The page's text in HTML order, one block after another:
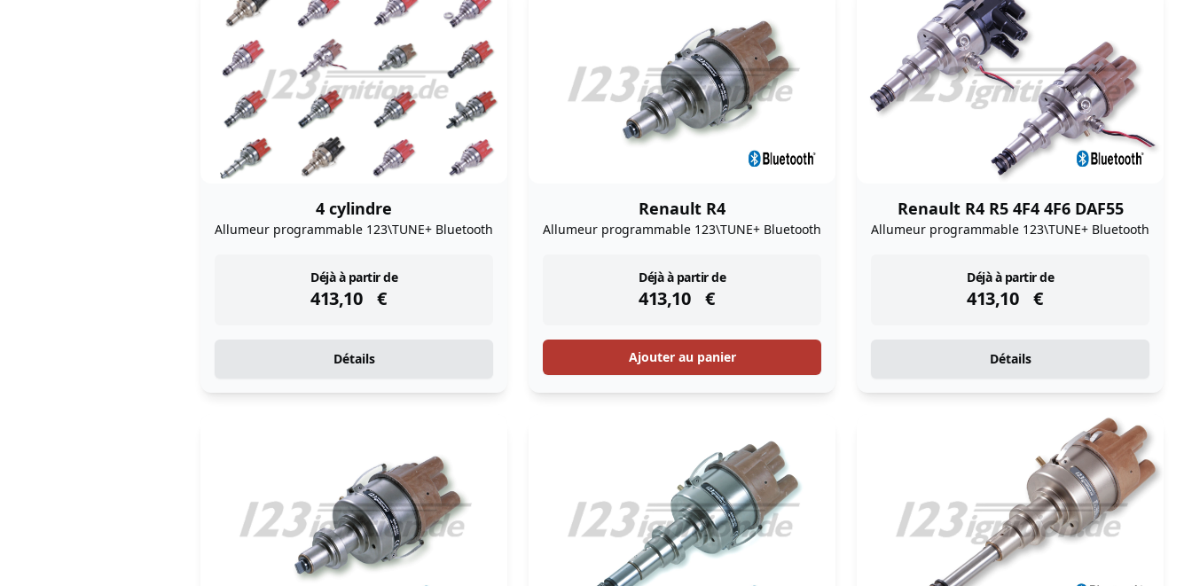
4 cylindre
Allumeur programmable 123\TUNE+ Bluetooth
Déjà à partir de
413,10 €
instock
Détails
Renault R4
Allumeur programmable 123\TUNE+ Bluetooth
Déjà à partir de
413,10 €
instock
Ajouter au panier
Renault R4 R5 4F4 4F6 DAF55
Allumeur programmable 123\TUNE+ Bluetooth
Déjà à partir de
413,10 €
instock
Détails